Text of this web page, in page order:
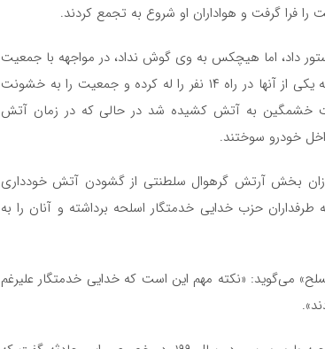
فرا گرفت و هواداران او شروع به تجمع کردند.
داد، اما هیچکس به وی گوش نداد، در مواجهه با جمعیت
فزاینده میتکاف مجبور به فراخواندن خودرو های زرهی شد، که یکی از آنها در راه ۱۴ نفر را له کرده و جمعیت را به خشونت
خشمگین به آتش کشیده شد در حالی که در زمان آتش
خودرو سوختند.
بخش آرتش گرهوال سلطنتی از گشودن آتش خودداری
طرفداران حزب خدایی خدمتگار اسلحه برداشته و آنان را به
می‌گوید: «نکته مهم این است که خدایی خدمتگار علیرغم